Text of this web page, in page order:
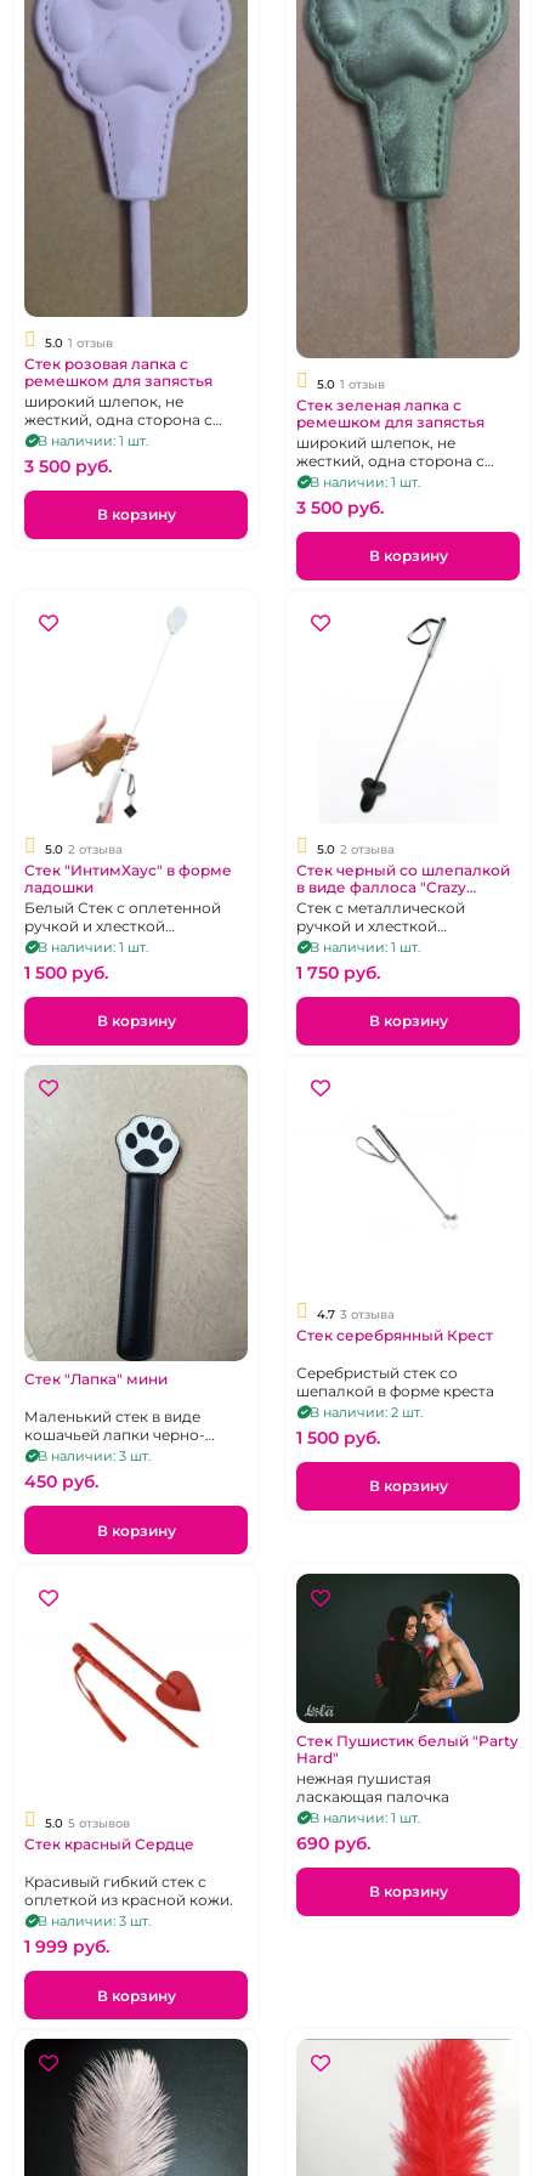
5.0 1 отзыв
Стек розовая лапка с
ремешком для запястья
широкий шлепок, не
жесткий, одна сторона с
выпуклой лапкой, вторая -
В наличии: 1 шт.
3 500 pуб.
В корзину
5.0 1 отзыв
Стек зеленая лапка с
ремешком для запястья
широкий шлепок, не
жесткий, одна сторона с
выпуклой лапкой, вторая -
В наличии: 1 шт.
3 500 pуб.
В корзину
5.0 2 отзыва
Стек "ИнтимХаус" в форме
ладошки
Белый Стек с оплетенной
ручкой и хлесткой
шлепалкой на конце.
В наличии: 1 шт.
1 500 pуб.
В корзину
5.0 2 отзыва
Стек черный со шлепалкой
в виде фаллоса "Crazy
Handmade"
Стек с металлической
ручкой и хлесткой
шлепалкой на конце.
В наличии: 1 шт.
1 750 pуб.
В корзину
Стек "Лапка" мини
Маленький стек в виде
кошачьей лапки черно-
белый
В наличии: 3 шт.
450 pуб.
В корзину
4.7 3 отзыва
Стек серебрянный Крест
Серебристый стек со
шепалкой в форме креста
В наличии: 2 шт.
1 500 pуб.
В корзину
5.0 5 отзывов
Стек красный Сердце
Красивый гибкий стек с
оплеткой из красной кожи.
В наличии: 3 шт.
1 999 pуб.
В корзину
Стек Пушистик белый "Party
Hard"
нежная пушистая
ласкающая палочка
В наличии: 1 шт.
690 pуб.
В корзину